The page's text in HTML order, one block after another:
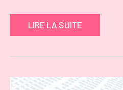
LIRE LA SUITE